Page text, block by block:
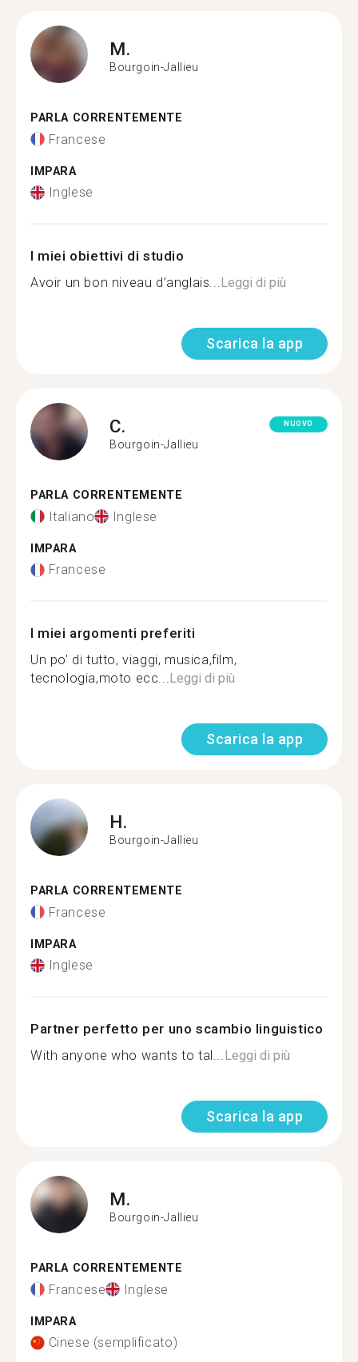
M.
Bourgoin-Jallieu
PARLA CORRENTEMENTE
Francese
IMPARA
Inglese
I miei obiettivi di studio
Avoir un bon niveau d’anglais...Leggi di più
Scarica la app
C.
Bourgoin-Jallieu
NUOVO
PARLA CORRENTEMENTE
Italiano Inglese
IMPARA
Francese
I miei argomenti preferiti
Un po' di tutto, viaggi, musica,film,
tecnologia,moto ecc...Leggi di più
Scarica la app
H.
Bourgoin-Jallieu
PARLA CORRENTEMENTE
Francese
IMPARA
Inglese
Partner perfetto per uno scambio linguistico
With anyone who wants to tal...Leggi di più
Scarica la app
M.
Bourgoin-Jallieu
PARLA CORRENTEMENTE
Francese Inglese
IMPARA
Cinese (semplificato)